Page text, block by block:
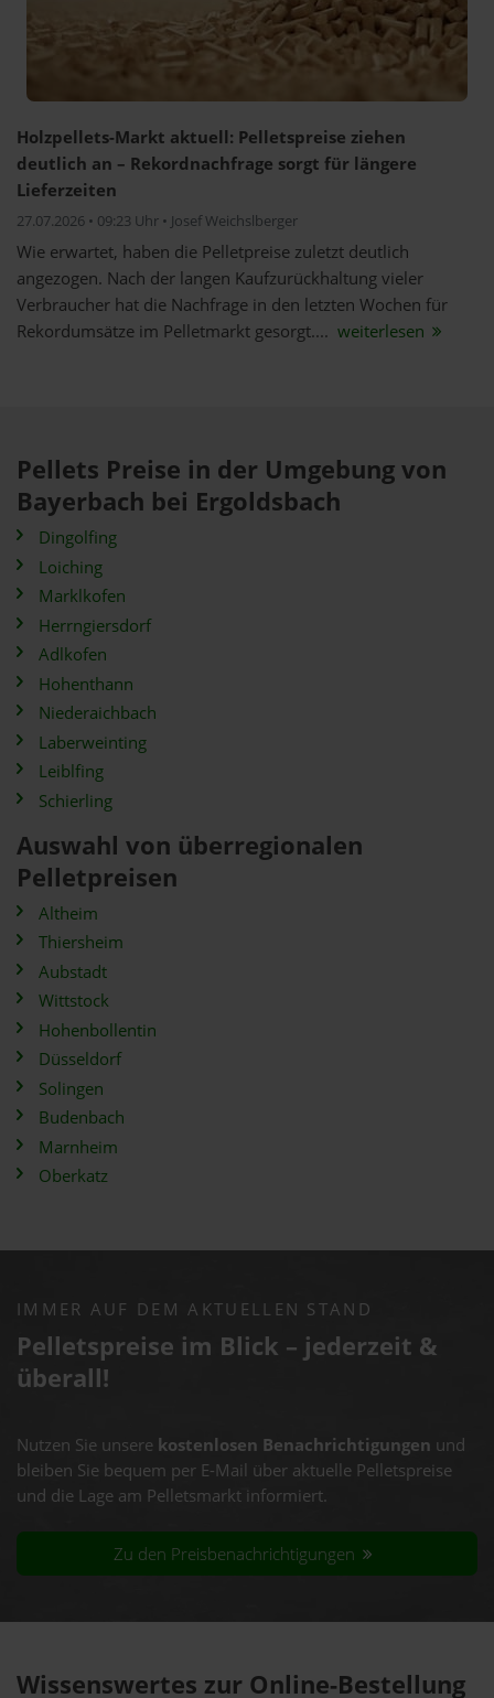
Holzpellets-Markt aktuell: Pelletspreise ziehen
deutlich an – Rekordnachfrage sorgt für längere
Lieferzeiten
27.07.2026 • 09:23 Uhr • Josef Weichslberger
Wie erwartet, haben die Pelletpreise zuletzt deutlich
angezogen. Nach der langen Kaufzurückhaltung vieler
Verbraucher hat die Nachfrage in den letzten Wochen für
Rekordumsätze im Pelletmarkt gesorgt.... weiterlesen
Pellets Preise in der Umgebung von
Bayerbach bei Ergoldsbach
Dingolfing
Loiching
Marklkofen
Herrngiersdorf
Adlkofen
Hohenthann
Niederaichbach
Laberweinting
Leiblfing
Schierling
Auswahl von überregionalen
Pelletpreisen
Altheim
Thiersheim
Aubstadt
Wittstock
Hohenbollentin
Düsseldorf
Solingen
Budenbach
Marnheim
Oberkatz
IMMER AUF DEM AKTUELLEN STAND
Pelletspreise im Blick – jederzeit &
überall!
Nutzen Sie unsere kostenlosen Benachrichtigungen und
bleiben Sie bequem per E-Mail über aktuelle Pelletspreise
und die Lage am Pelletsmarkt informiert.
Zu den Preisbenachrichtigungen
Wissenswertes zur Online-Bestellung